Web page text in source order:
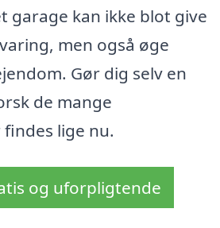
garage kan ikke blot give
men også øge
Gør dig selv en
de mange
lige nu.
og uforpligtende